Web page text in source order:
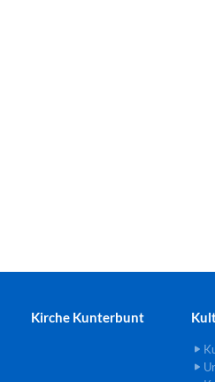
Kirche Kunterbunt